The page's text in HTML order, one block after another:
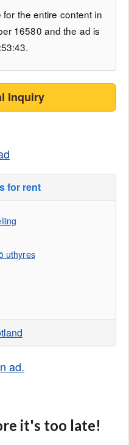
the entire content in
16580 and the ad is
Inquiry
for rent
uthyres
ad.
it's too late!